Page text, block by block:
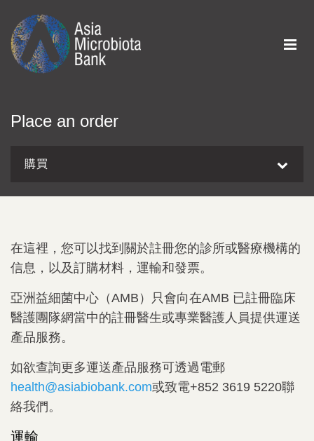
Place an order
購買
在這裡，您可以找到關於註冊您的診所或醫療機構的
信息，以及訂購材料，運輸和發票。
亞洲益細菌中心（AMB）只會向在AMB 已註冊臨床
醫護團隊網當中的註冊醫生或專業醫護人員提供運送
產品服務。
如欲查詢更多運送產品服務可透過電郵
health@asiabiobank.com或致電+852 3619 5220聯
絡我們。
運輸